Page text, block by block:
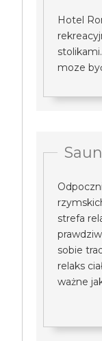
Hotel
moze
strefa
sobie
relaks
ważne